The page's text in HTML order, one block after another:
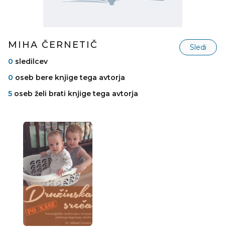
MIHA ČERNETIČ
Sledi
0 sledilcev
0 oseb bere knjige tega avtorja
5 oseb želi brati knjige tega avtorja